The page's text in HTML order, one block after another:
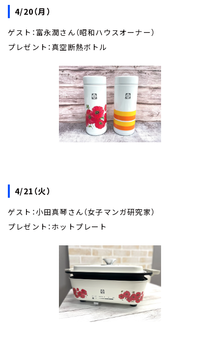
4/20（月）
ゲスト：富永潤さん（昭和ハウスオーナー）
プレゼント：真空断熱ボトル
4/21（火）
ゲスト：小田真琴さん（女子マンガ研究家）
プレゼント：ホットプレート